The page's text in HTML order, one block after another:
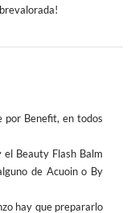
por Benefit, en todos
Beauty Flash Balm
de Acuoin o By
hay que prepararlo